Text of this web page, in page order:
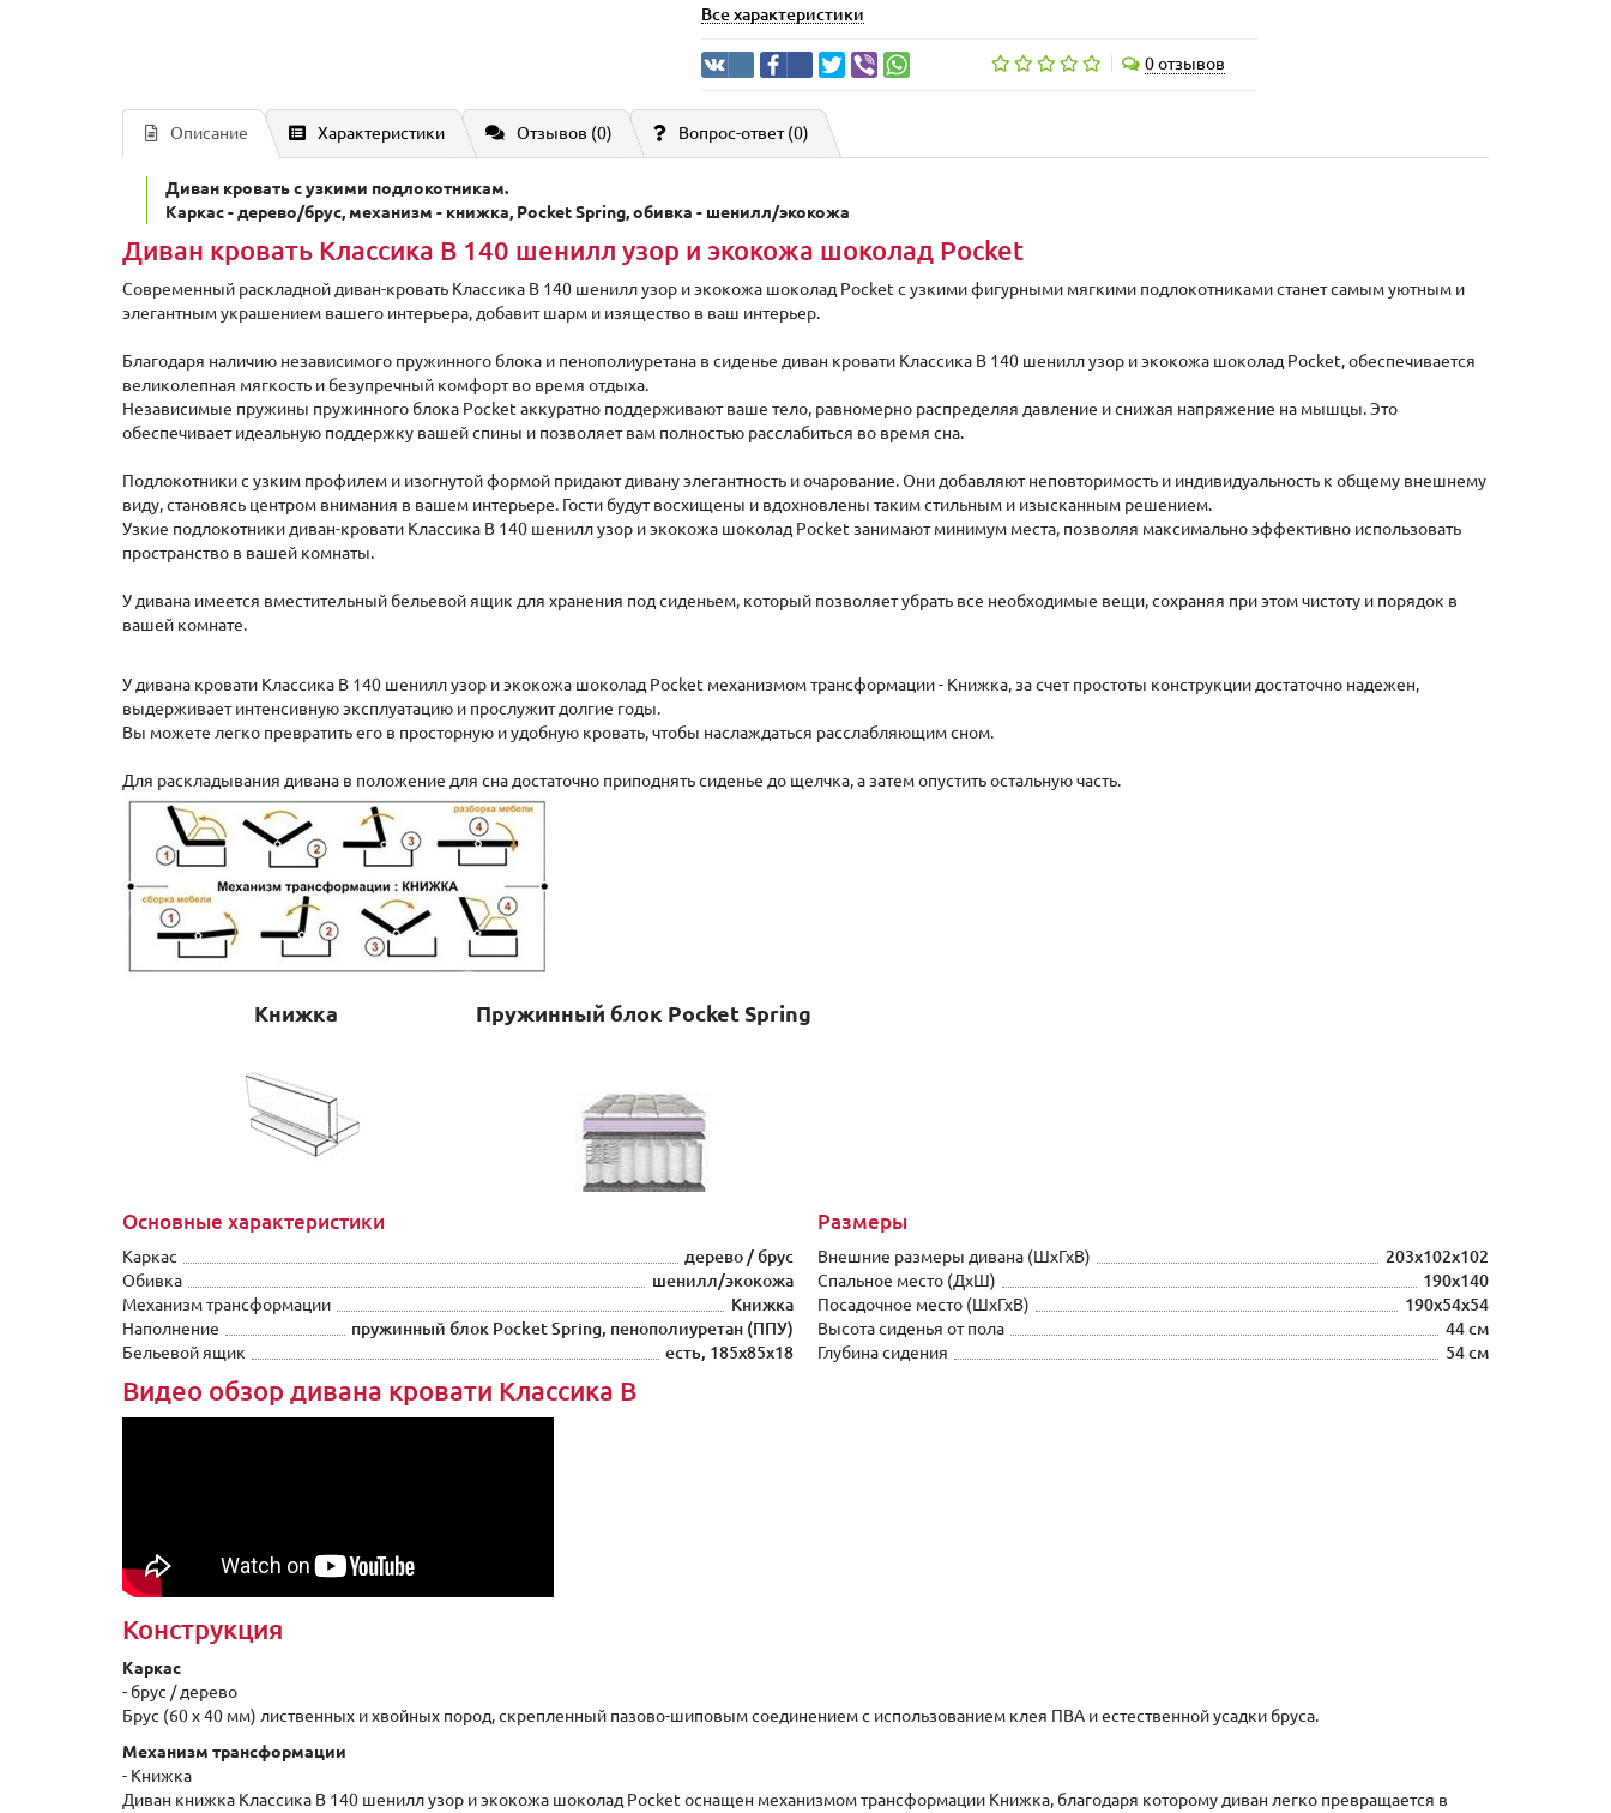
Все характеристики
0 отзывов
Описание Характеристики Отзывов (0) Вопрос-ответ(0)
Диван кровать с узкими подлокотникам.
Каркас - дерево/брус, механизм - книжка, Pocket Spring, обивка - шенилл/экокожа
Диван кровать Классика В 140 шенилл узор и экокожа шоколад Pocket
Современный раскладной диван-кровать Классика В 140 шенилл узор и экокожа шоколад Pocket с узкими фигурными мягкими подлокотниками станет самым уютным и
элегантным украшением вашего интерьера, добавит шарм и изящество в ваш интерьер.
Благодаря наличию независимого пружинного блока и пенополиуретана в сиденье диван кровати Классика В 140 шенилл узор и экокожа шоколад Pocket, обеспечивается
великолепная мягкость и безупречный комфорт во время отдыха.
Независимые пружины пружинного блока Pocket аккуратно поддерживают ваше тело, равномерно распределяя давление и снижая напряжение на мышцы. Это
обеспечивает идеальную поддержку вашей спины и позволяет вам полностью расслабиться во время сна.
Подлокотники с узким профилем и изогнутой формой придают дивану элегантность и очарование. Они добавляют неповторимость и индивидуальность к общему внешнему
виду, становясь центром внимания в вашем интерьере. Гости будут восхищены и вдохновлены таким стильным и изысканным решением.
Узкие подлокотники диван-кровати Классика В 140 шенилл узор и экокожа шоколад Pocket занимают минимум места, позволяя максимально эффективно использовать
пространство в вашей комнаты.
У дивана имеется вместительный бельевой ящик для хранения под сиденьем, который позволяет убрать все необходимые вещи, сохраняя при этом чистоту и порядок в
вашей комнате.
У дивана кровати Классика В 140 шенилл узор и экокожа шоколад Pocket механизмом трансформации - Книжка, за счет простоты конструкции достаточно надежен,
выдерживает интенсивную эксплуатацию и прослужит долгие годы.
Вы можете легко превратить его в просторную и удобную кровать, чтобы наслаждаться расслабляющим сном.
Для раскладывания дивана в положение для сна достаточно приподнять сиденье до щелчка, а затем опустить остальную часть.
Книжка Пружинный блок Pocket Spring
Основные характеристики
Каркас
дерево / брус
Обивка
шенилл/экокожа
Механизм трансформации
Книжка
Наполнение
пружинный блок Pocket Spring, пенополиуретан (ППУ)
Бельевой ящик
есть, 185х85х18
Размеры
Внешние размеры дивана (ШxГхВ)
203х102х102
Спальное место (ДхШ)
190х140
Посадочное место (ШxГхВ)
190х54х54
Высота сиденья от пола
44 см
Глубина сидения
54 см
Видео обзор дивана кровати Классика В
Конструкция
Каркас
- брус / дерево
Брус (60 x 40 мм) лиственных и хвойных пород, скрепленный пазово-шиповым соединением с использованием клея ПВА и естественной усадки бруса.
Механизм трансформации
- Книжка
Диван книжка Классика В 140 шенилл узор и экокожа шоколад Pocket оснащен механизмом трансформации Книжка, благодаря которому диван легко превращается в